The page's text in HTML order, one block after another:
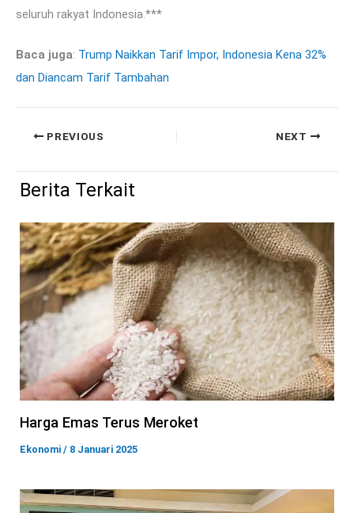
seluruh rakyat Indonesia.***
Baca juga: Trump Naikkan Tarif Impor, Indonesia Kena 32%
dan Diancam Tarif Tambahan
PREVIOUS NEXT
Berita Terkait
Harga Emas Terus Meroket
Ekonomi / 8 Januari 2025